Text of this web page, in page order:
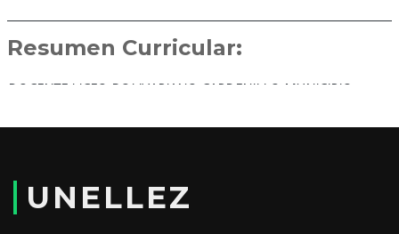
Resumen Curricular:
DOCENTE LICEO BOLIVARIANO CARDENILLO MUNICIPIO
TSU EN AGROPECUARIA. IUTAP
UNELLEZ